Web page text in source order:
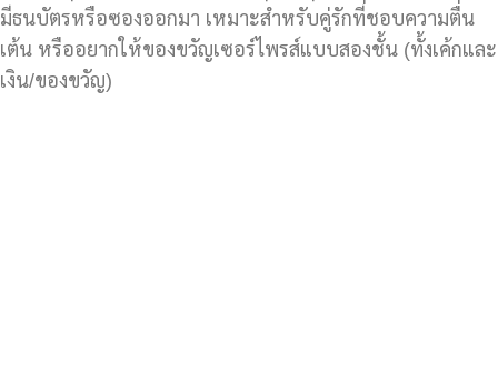
มีธนบัตรหรือซองออกมา เหมาะสำหรับคู่รักที่ชอบความตื่น
เต้น หรืออยากให้ของขวัญเซอร์ไพรส์แบบสองชั้น (ทั้งเค้กและ
เงิน/ของขวัญ)